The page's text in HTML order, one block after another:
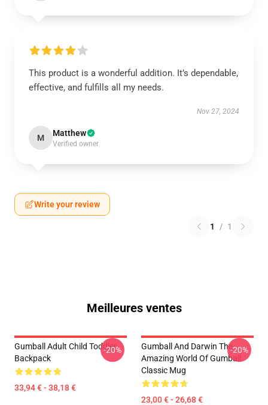
This product is a wonderful addition. It’s dependable,
effective, and fulfills all my needs.
Nov 27, 2024
M Matthew
Verified owner
Write your review
1 / 1
Meilleures ventes
Gumball Adult Child Toddler
Backpack
33,94 € - 38,18 €
-20%
Gumball And Darwin The
Amazing World Of Gumball
Classic Mug
23,00 € - 26,68 €
-20%